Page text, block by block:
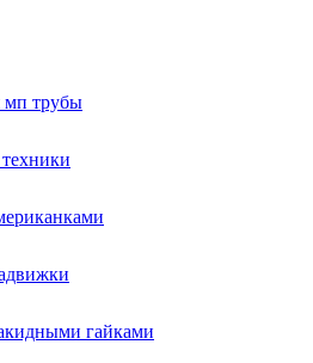
мп трубы
гайками